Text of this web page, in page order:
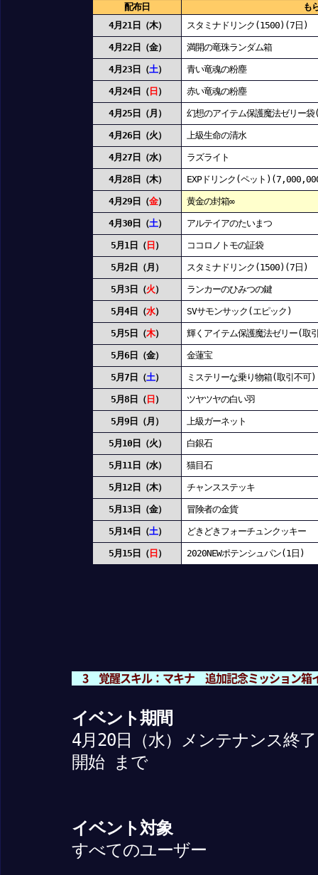
配布日
も
4月21日（木）
スタミナドリンク(1500)(7日)
4月22日（金） 満開の竜珠ランダム箱
4月23日（土） 青い竜魂の粉塵
4月24日（日 ） 赤い竜魂の粉塵
4月25日（月） 幻想のアイテム保護魔法ゼリー
4月26日（火） 上級生命の清水
4月27日（水） ラズライト
4月28日（木） EXPドリンク(ペット
4月29日（金） 黄金の封箱∞
4月30日（土） アルテイアのたいまつ
5月1日（ 日 ） ココロノトモの証袋
5月2日（月） スタミナドリンク(1500)(7日)
5月3日（火） ランカーのひみつの鍵
5月4日（水） SVサモンサック(エピック)
5月5日（木） 輝くアイテム保護魔法ゼリー(取
5月6日（金） 金蓮宝
5月7日（土） ミステリーな乗り物箱(取引不可)
5月8日（ 日 ） ツヤツヤの白い羽
5月9日（月） 上級ガーネット
5月10日（火） 白銀石
5月11日（水） 猫目石
5月12日（木） チャンスステッキ
5月13日（金） 冒険者の金貨
5月14日（土） どきどきフォーチュンクッキー
5月15日（日 ） 2020NEWポテンシュパン(1日)
3 覚醒スキル：マキナ 追加記念ミッション箱
イベント期間
4月20日（水）メンテナンス終
開始 まで
イベント対象
すべてのユーザー